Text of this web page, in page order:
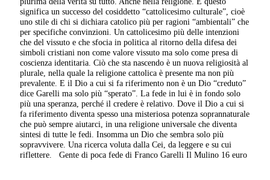
significa un successo del cosiddetto “cattolicesimo culturale”, cioè
uno stile di chi si dichiara catolico più per ragioni “ambientali” che
per specifiche convinzioni. Un cattolicesimo più delle intenzioni
che del vissuto e che sfocia in politica al ritorno della difesa dei
simboli cristiani non come valore vissuto ma solo come presa di
coscienza identitaria. Ciò che sta nascendo è un nuova religiosità al
plurale, nella quale la religione cattolica è presente ma non più
prevalente. E il Dio a cui si fa riferimento non è un Dio “creduto”
dice Garelli ma solo più “sperato”. La fede in lui è in fondo solo
più una speranza, perché il credere è relativo. Dove il Dio a cui si
fa riferimento diventa spesso una misteriosa potenza soprannaturale
che può sempre aiutarci, in una religione universale che diventa
sintesi di tutte le fedi. Insomma un Dio che sembra solo più
sopravvivere. Una ricerca voluta dalla Cei, da leggere e su cui
riflettere. Gente di poca fede di Franco Garelli Il Mulino 16 euro